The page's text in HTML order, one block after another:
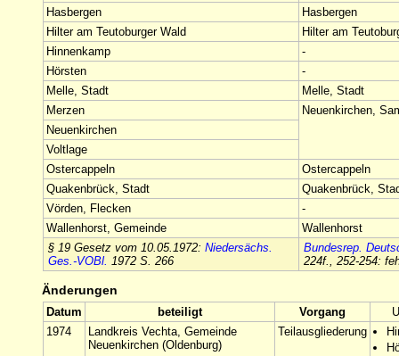
Hasbergen
Hasbergen
Hilter am Teutoburger Wald
Hilter am
Hinnenkamp
-
Hörsten
-
Melle, Stadt
Melle, Stadt
Merzen
Neuenkirchen,
Neuenkirchen
Voltlage
Ostercappeln
Ostercappeln
Quakenbrück, Stadt
Quakenbrück,
Vörden, Flecken
-
Wallenhorst, Gemeinde
Wallenhorst
§ 19 Gesetz vom 10.05.1972: Niedersächs.
Ges.-VOBl. 1972 S. 266
Bundesrep.
224f., 252-254:
Änderungen
Datum beteiligt Vorgang
1974
Landkreis Vechta, Gemeinde
Neuenkirchen (Oldenburg)
Teilausgliederung